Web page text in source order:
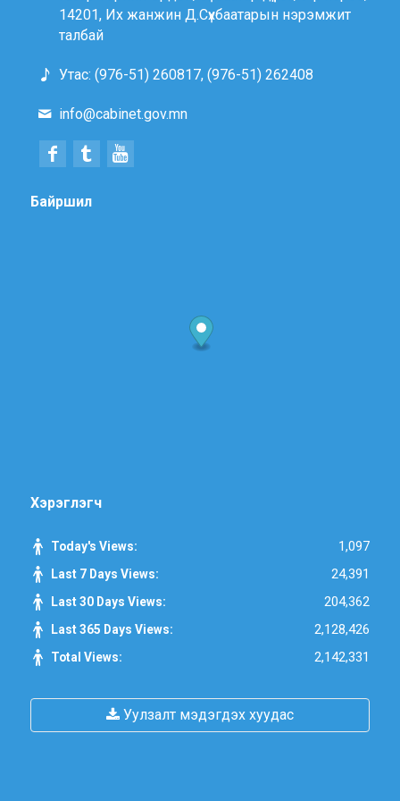
14201, Их жанжин Д.Сүхбаатарын нэрэмжит
талбай
Утас: (976-51) 260817, (976-51) 262408
info@cabinet.gov.mn
Байршил
Хэрэглэгч
Today's Views: 1,097
Last 7 Days Views: 24,391
Last 30 Days Views: 204,362
Last 365 Days Views: 2,128,426
Total Views: 2,142,331
Уулзалт мэдэгдэх хуудас